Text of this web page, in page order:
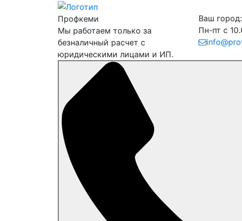
Профкеми
Мы работаем только за
безналичный расчет с
юридическими лицами и ИП.
Ваш город:
Пн-пт с